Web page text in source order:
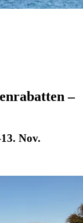
–
Nov.